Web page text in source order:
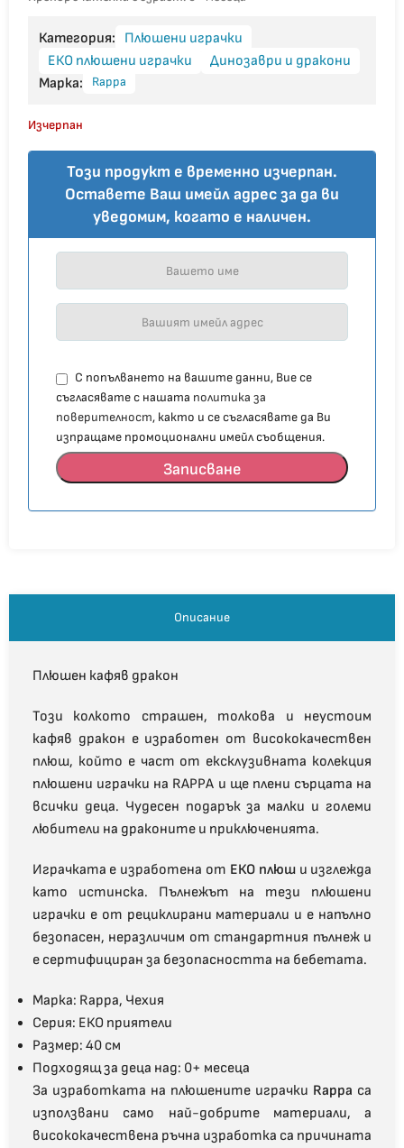
Категория:
Плюшени играчки
ЕКО плюшени играчки
Динозаври и дракони
Марка:
Rappa
Изчерпан
Този продукт е временно изчерпан.
Оставете Ваш имейл адрес за да ви
уведомим, когато е наличен.
С попълването на вашите данни, Вие се
съгласявате с нашата политика за
поверителност, както и се съгласявате да Ви
изпращаме промоционални имейл съобщения.
Записване
Описание
Плюшен кафяв дракон
Този колкото страшен, толкова и неустоим
кафяв дракон е изработен от висококачествен
плюш, който е част от ексклузивната колекция
плюшени играчки на RAPPA и ще плени сърцата на
всички деца. Чудесен подарък за малки и големи
любители на драконите и приключенията.
Играчката е изработена от ЕКО плюши изглежда
като истинска. Пълнежът на тези плюшени
играчки е от рециклирани материали и е напълно
безопасен, неразличим от стандартния пълнеж и
е сертифициран за безопасността на бебетата.
Марка: Rappa, Чехия
Серия: ЕКО приятели
Размер: 40 см
Подходящ за деца над: 0+ месеца
За изработката на плюшените играчки Rappa са
използвани само най-добрите материали, а
висококачествена ръчна изработка са причината